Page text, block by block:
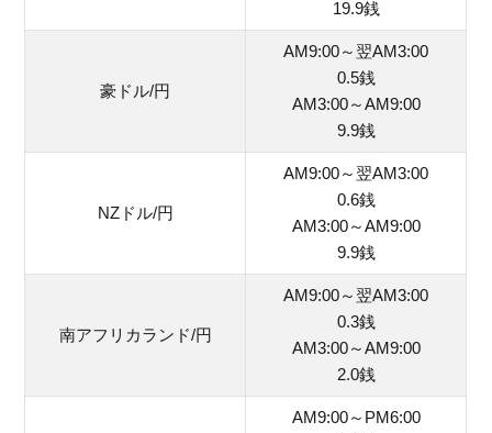
19.9銭
豪ドル/円
AM9:00～翌AM3:00
0.5銭
AM3:00～AM9:00
9.9銭
NZドル/円
AM9:00～翌AM3:00
0.6銭
AM3:00～AM9:00
9.9銭
南アフリカランド/円
AM9:00～翌AM3:00
0.3銭
AM3:00～AM9:00
2.0銭
AM9:00～PM6:00